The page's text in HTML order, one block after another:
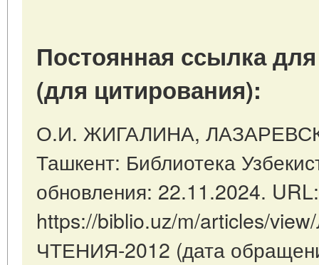
Постоянная ссылка
(для цитирования):
О.И. ЖИГАЛИНА,
Ташкент: Библиотека
обновления: 22.11.2024. URL:
https://biblio.uz/m/articles/
ЧТЕНИЯ-2012 (дата